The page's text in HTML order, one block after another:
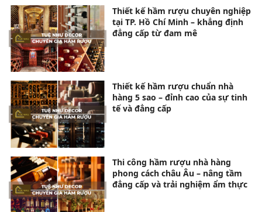
Thiết kế hầm rượu chuyên nghiệp
tại TP. Hồ Chí Minh – khẳng định
đẳng cấp từ đam mê
Thiết kế hầm rượu chuẩn nhà
hàng 5 sao – đỉnh cao của sự tinh
tế và đẳng cấp
Thi công hầm rượu nhà hàng
phong cách châu Âu – nâng tầm
đẳng cấp và trải nghiệm ẩm thực